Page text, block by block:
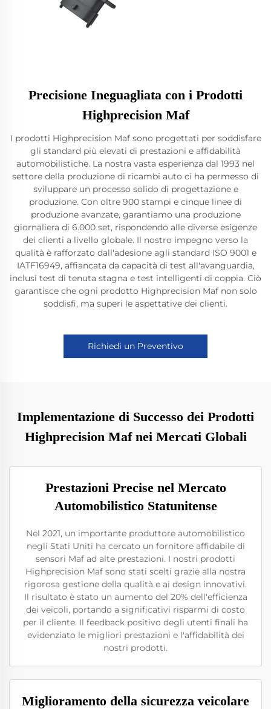
Precisione Ineguagliata con i Prodotti
Highprecision Maf
I prodotti Highprecision Maf sono progettati per soddisfare
gli standard più elevati di prestazioni e affidabilità
automobilistiche. La nostra vasta esperienza dal 1993 nel
settore della produzione di ricambi auto ci ha permesso di
sviluppare un processo solido di progettazione e
produzione. Con oltre 900 stampi e cinque linee di
produzione avanzate, garantiamo una produzione
giornaliera di 6.000 set, rispondendo alle diverse esigenze
dei clienti a livello globale. Il nostro impegno verso la
qualità è rafforzato dall'adesione agli standard ISO 9001 e
IATF16949, affiancata da capacità di test all'avanguardia,
inclusi test di tenuta stagna e test intelligenti di coppia. Ciò
garantisce che ogni prodotto Highprecision Maf non solo
soddisfi, ma superi le aspettative dei clienti.
Richiedi un Preventivo
Implementazione di Successo dei Prodotti
Highprecision Maf nei Mercati Globali
Prestazioni Precise nel Mercato
Automobilistico Statunitense
Nel 2021, un importante produttore automobilistico
negli Stati Uniti ha cercato un fornitore affidabile di
sensori Maf ad alte prestazioni. I nostri prodotti
Highprecision Maf sono stati scelti grazie alla nostra
rigorosa gestione della qualità e ai design innovativi.
Il risultato è stato un aumento del 20% dell'efficienza
dei veicoli, portando a significativi risparmi di costo
per il cliente. Il feedback positivo degli utenti finali ha
evidenziato le migliori prestazioni e l'affidabilità dei
nostri prodotti.
Miglioramento della sicurezza veicolare